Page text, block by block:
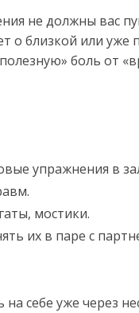
не должны вас
о близкой или
боль от
упражнения в
мостики.
их в паре с
себе уже через